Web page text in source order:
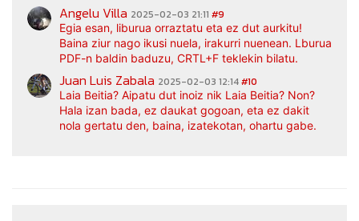
Angelu Villa 2025-02-03 21:11 #9
Egia esan, liburua orraztatu eta ez dut aurkitu!
Baina ziur nago ikusi nuela, irakurri nuenean. Lburua
PDF-n baldin baduzu, CRTL+F teklekin bilatu.
Juan Luis Zabala 2025-02-03 12:14#10
Laia Beitia? Aipatu dut inoiz nik Laia Beitia? Non?
Hala izan bada, ez daukat gogoan, eta ez dakit
nola gertatu den, baina, izatekotan, ohartu gabe.